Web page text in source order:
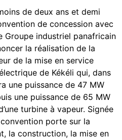
de deux ans et demi
de concession avec
Groupe industriel panafricain
la réalisation de la
de la mise en service
de Kékéli qui, dans
une puissance de 47 MW
une puissance de 65 MW
turbine à vapeur. Signée
porte sur la
la construction, la mise en